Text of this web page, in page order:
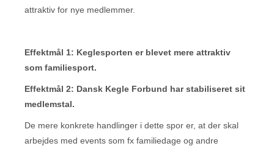
attraktiv for nye medlemmer.
Effektmål 1: Keglesporten er blevet mere attraktiv
som familiesport.
Effektmål 2: Dansk Kegle Forbund har stabiliseret sit
medlemstal.
De mere konkrete handlinger i dette spor er, at der skal
arbejdes med events som fx familiedage og andre